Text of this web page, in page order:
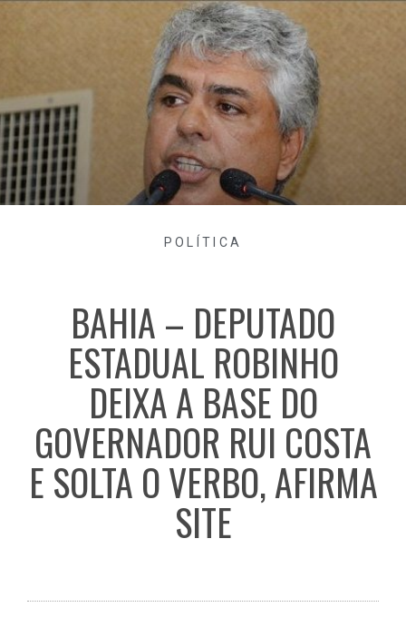
POLÍTICA
BAHIA – DEPUTADO
ESTADUAL ROBINHO
DEIXA A BASE DO
GOVERNADOR RUI COSTA
E SOLTA O VERBO, AFIRMA
SITE